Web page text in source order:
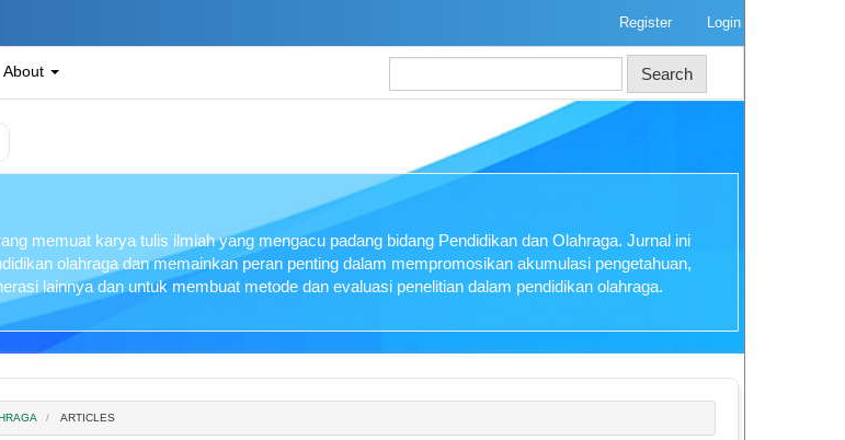
Register Login
About Search
memuat karya tulis ilmiah yang mengacu padang bidang Pendidikan dan Olahraga. Jurnal ini
olahraga dan memainkan peran penting dalam mempromosikan akumulasi pengetahuan,
lainnya dan untuk membuat metode dan evaluasi penelitian dalam pendidikan olahraga.
ARTICLES